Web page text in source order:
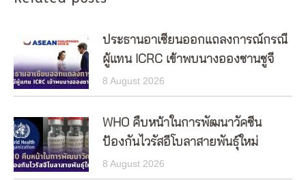
ประธานอาเซียนออกแถลงการณ์กรณี
ผู้แทน ICRC เข้าพบนางอองซานซูจี
8 August 2026
WHO คืบหน้าในการพัฒนาวัคซีน
ป้องกันไวรัสอีโบลาสายพันธุ์ใหม่
8 August 2026